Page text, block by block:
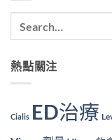
熱點關注
Cialis ED治療